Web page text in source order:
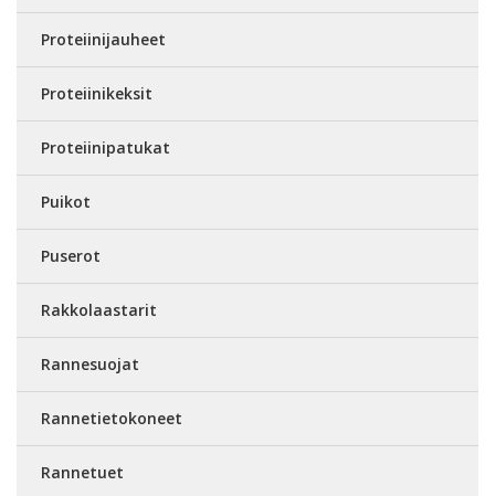
Proteiinijauheet
Proteiinikeksit
Proteiinipatukat
Puikot
Puserot
Rakkolaastarit
Rannesuojat
Rannetietokoneet
Rannetuet